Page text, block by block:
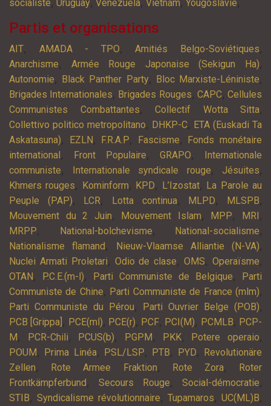
socialiste, Uruguay, Venezuela, Vietnam, Yougoslavie,
Partis et organisations
AIT, AMADA - TPO,Amitiés Belgo-Soviétiques,
Anarchisme, Armée Rouge Japonaise (Sekigun Ha),
Autonomie, Black Panther Party, Bloc Marxiste-Léniniste,
Brigades Internationales, Brigades Rouges, CAPC,Cellules
Communistes Combattantes, Collectif Wotta Sitta,
Collettivo politico metropolitano, DHKP-C, ETA (Euskadi Ta
Askatasuna), EZLN , F.R.A.P, Fascisme,
Fonds monétaire
international , Front Populaire, GRAPO,
Internationale
communiste, Internationale syndicale rouge, Jésuites,
Khmers rouges, Kominform, KPD, L’Izostat, La Parole au
Peuple (PAP), LCR, Lotta continua, MLPD, MLSPB,
Mouvement du 2 Juin, Mouvement Islam, MPP, MRI ,
MRPP, National-bolchevisme, National-socialisme,
Nationalisme flamand , Nieuw-Vlaamse Alliantie (N-VA),
Nuclei Armati Proletari, Odio de clase,OMS,Operaïsme,
OTAN , P.C.E.(m-l), Parti Communiste de Belgique,
Parti
Communiste de Chine, Parti Communiste de France (mlm),
Parti Communiste du Pérou, Parti Ouvrier Belge (POB),
PCB [Grippa] , PCE(ml), PCE(r), PCF, PCI(M), PCMLB, PCP-
M , PCR-Chili, PCUS(b), PGPM , PKK, Potere operaio,
POUM , Prima Linéa, PSL/LSP, PTB, PYD,
Revolutionäre
Zellen, Rote Armee Fraktion, Rote Zora,
Roter
Frontkämpferbund , Secours Rouge, Social-démocratie,
STIB, Syndicalisme révolutionnaire, Tupamaros, UC(ML)B,